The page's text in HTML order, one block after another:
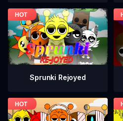
Sprunki Rejoyed